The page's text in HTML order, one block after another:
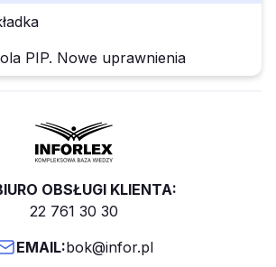
PIP. Nowe uprawnienia
OBSŁUGI KLIENTA:
22 761 30 30
EMAIL:bok@infor.pl